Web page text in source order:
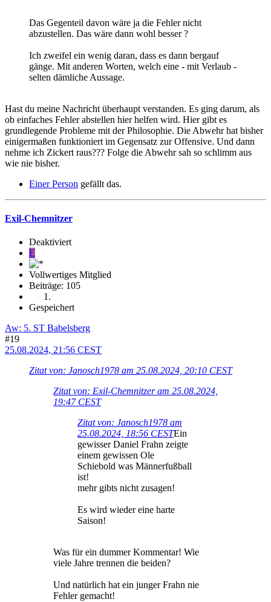
Das Gegenteil davon wäre ja die Fehler nicht
abzustellen. Das wäre dann wohl besser ?
Ich zweifel ein wenig daran, dass es dann bergauf
gänge. Mit anderen Worten, welch eine - mit Verlaub -
selten dämliche Aussage.
Hast du meine Nachricht überhaupt verstanden. Es ging darum, als
ob einfaches Fehler abstellen hier helfen wird. Hier gibt es
grundlegende Probleme mit der Philosophie. Die Abwehr hat bisher
einigermaßen funktioniert im Gegensatz zur Offensive. Und dann
nehme ich Zickert raus??? Folge die Abwehr sah so schlimm aus
wie nie bisher.
Einer Person gefällt das.
Exil-Chemnitzer
Deaktiviert
E
Vollwertiges Mitglied
Beiträge: 105
Gespeichert
Aw: 5. ST Babelsberg
#19
25.08.2024, 21:56 CEST
Zitat von: Janosch1978 am 25.08.2024, 20:10 CEST
Zitat von: Exil-Chemnitzer am 25.08.2024,
19:47 CEST
Zitat von: Janosch1978 am
25.08.2024, 18:56 CESTEin
gewisser Daniel Frahn zeigte
einem gewissen Ole
Schiebold was Männerfußball
ist!
mehr gibts nicht zusagen!
Es wird wieder eine harte
Saison!
Was für ein dummer Kommentar! Wie
viele Jahre trennen die beiden?
Und natürlich hat ein junger Frahn nie
Fehler gemacht!